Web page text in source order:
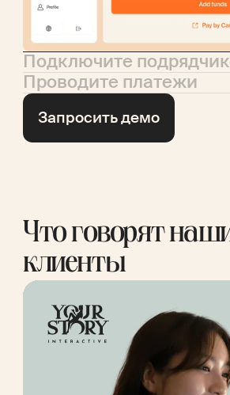
Подключите
Проводите платежи
Запросить демо
Что говорят
клиенты